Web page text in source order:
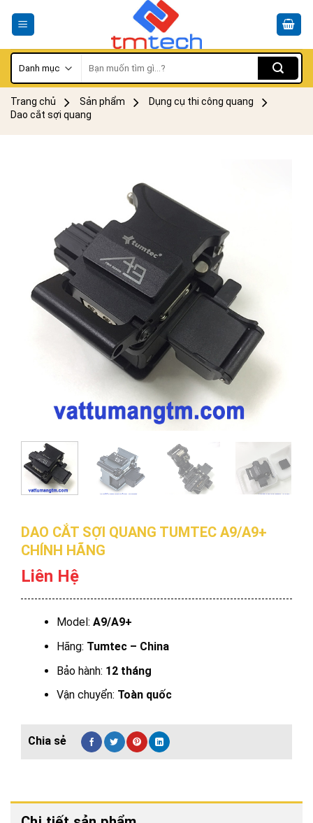
kiếm:
Trang chủ Sản phẩm
Dụng cụ thi công quang
Dao cắt sợi quang
DAO CẮT SỢI QUANG TUMTEC A9/A9+
CHÍNH HÃNG
Liên Hệ
Model: A9/A9+
Hãng: Tumtec – China
Bảo hành: 12 tháng
Vận chuyển: Toàn quốc